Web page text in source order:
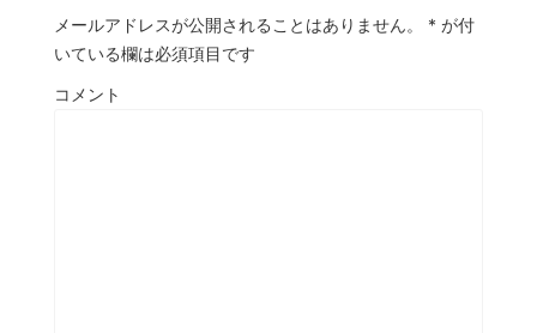
メールアドレスが公開されることはありません。 * が付
いている欄は必須項目です
コメント